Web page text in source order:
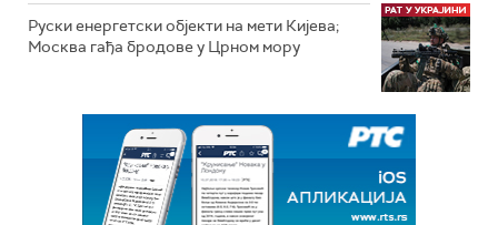
Руски енергетски објекти на мети Кијева;
Москва гађа бродове у Црном мору